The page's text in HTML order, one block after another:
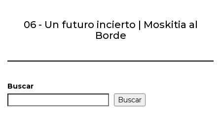
06 - Un futuro incierto | Moskitia al
Borde
Buscar
Buscar